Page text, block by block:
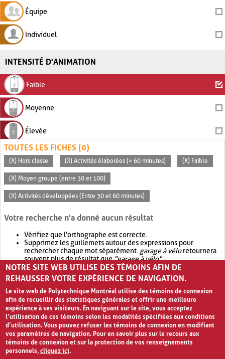
Équipe
Individuel
INTENSITÉ D'ANIMATION
Faible
Moyenne
Élevée
TOUTES LES FICHES (0)
(X) Hors classe (X) Activités élaborées (> 60 minutes) (X) Faible
(X) Moyen groupe (entre 30 et 100)
(X) Activités développées (Entre 30 et 60 minutes)
Votre recherche n'a donné aucun résultat
Vérifiez que l'orthographe est correcte.
Supprimez les guillemets autour des expressions pour
rechercher chaque mot séparément. garage à véloretournera
souvent plus de résultat que"garage à vélo".
Envisagez d'élargir votre recherche avec OR.garage OR vélo
retournera souvent plus de résultat quegarage à vélo
NOTRE SITE WEB UTILISE DES TÉMOINS AFIN DE
REHAUSSER VOTRE EXPÉRIENCE DE NAVIGATION.
Le site web de Polytechnique Montréal utilise des témoins de connexion
afin de recueillir des statistiques générales et offrir une meilleure
expérience à ses visiteurs. En naviguant sur le site, vous acceptez
l’utilisation de ces témoins selon les modalités spécifiées aux conditions
d’utilisation. Vous pouvez refuser les témoins de connexion en modifiant
vos paramètres de navigation. Pour en savoir plus sur le recours aux
témoins de connexion et sur la protection de vos renseignements
personnels,cliquez ici.